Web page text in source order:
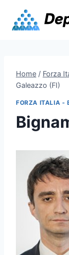
content
Home / Forza
Galeazzo (FI)
FORZA ITALIA -